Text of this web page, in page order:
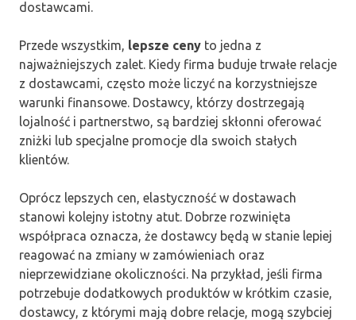
dostawcami.
Przede wszystkim, lepsze ceny to jedna z
najważniejszych zalet. Kiedy firma buduje trwałe relacje
z dostawcami, często może liczyć na korzystniejsze
warunki finansowe. Dostawcy, którzy dostrzegają
lojalność i partnerstwo, są bardziej skłonni oferować
zniżki lub specjalne promocje dla swoich stałych
klientów.
Oprócz lepszych cen, elastyczność w dostawach
stanowi kolejny istotny atut. Dobrze rozwinięta
współpraca oznacza, że dostawcy będą w stanie lepiej
reagować na zmiany w zamówieniach oraz
nieprzewidziane okoliczności. Na przykład, jeśli firma
potrzebuje dodatkowych produktów w krótkim czasie,
dostawcy, z którymi mają dobre relacje, mogą szybciej